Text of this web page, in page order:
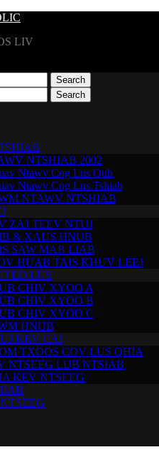
LIV
NTSHIAB 2002
Ntawv Cog Lus Qub
Ntawv Cog Lus Tshiab
NTAWV NTSHIAB
ZAJ TEEV NTUJ
& XAUS HNUB
SAW MAB LIAB
HUAB TAIS KHUV LEEJ
LO LUS
CHIV XYOO A
CHIV XYOO B
CHIV XYOO C
HNUB
KEV CAI
TXOOS COV LUS QHIA
NTSEEG LUB NTSIAB
KEV NTSEEG